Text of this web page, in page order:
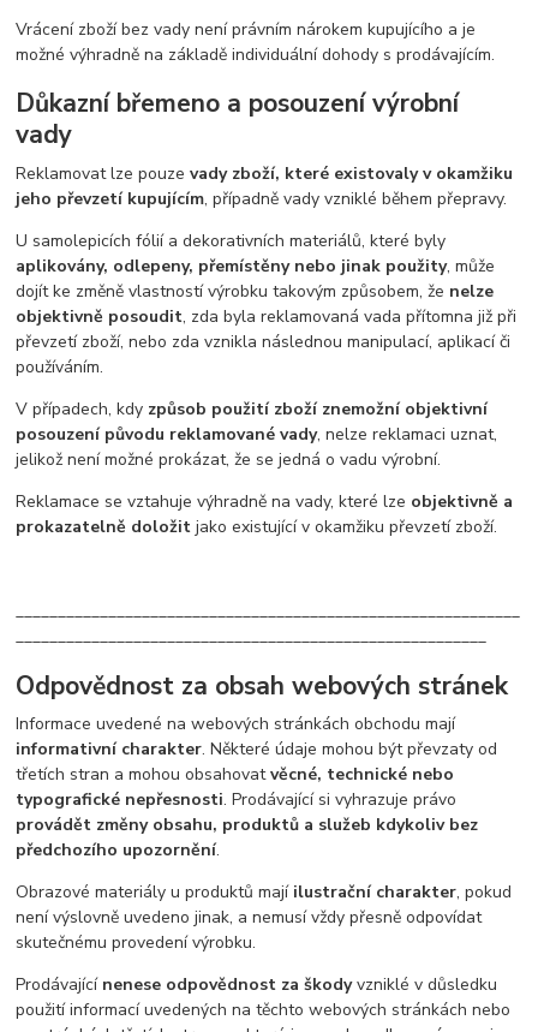
Vrácení zboží bez vady není právním nárokem kupujícího a je
možné výhradně na základě individuální dohody s prodávajícím.
Důkazní břemeno a posouzení výrobní
vady
Reklamovat lze pouzevady zboží, které existovaly v okamžiku
jeho převzetí kupujícím, případně vady vzniklé během přepravy.
U samolepicích fólií a dekorativních materiálů, které byly
aplikovány, odlepeny, přemístěny nebo jinak použity, může
dojít ke změně vlastností výrobku takovým způsobem, že nelze
objektivně posoudit, zda byla reklamovaná vada přítomna již při
převzetí zboží, nebo zda vznikla následnou manipulací, aplikací či
používáním.
V případech, kdy způsob použití zboží znemožní objektivní
posouzení původu reklamované vady, nelze reklamaci uznat,
jelikož není možné prokázat, že se jedná o vadu výrobní.
Reklamace se vztahuje výhradně na vady, které lze objektivně a
prokazatelně doložit jako existující v okamžiku převzetí zboží.
____________________________________________________________
________________________________________________________
Odpovědnost za obsah webových stránek
Informace uvedené na webových stránkách obchodu mají
informativní charakter. Některé údaje mohou být převzaty od
třetích stran a mohou obsahovatvěcné, technické nebo
typografické nepřesnosti. Prodávající si vyhrazuje právo
provádět změny obsahu, produktů a služeb kdykoliv bez
předchozího upozornění.
Obrazové materiály u produktů mají ilustrační charakter, pokud
není výslovně uvedeno jinak, a nemusí vždy přesně odpovídat
skutečnému provedení výrobku.
Prodávající nenese odpovědnost za škodyvzniklé v důsledku
použití informací uvedených na těchto webových stránkách nebo